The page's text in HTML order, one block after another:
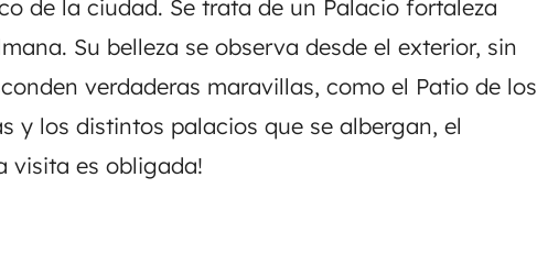
de la ciudad. Se trata de un Palacio fortaleza
Su belleza se observa desde el exterior, sin
verdaderas maravillas, como el Patio de los
y los distintos palacios que se albergan, el
visita es obligada!